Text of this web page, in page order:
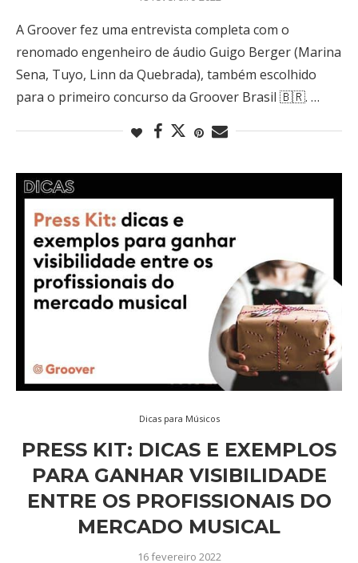
A Groover fez uma entrevista completa com o
renomado engenheiro de áudio Guigo Berger (Marina
Sena, Tuyo, Linn da Quebrada), também escolhido
para o primeiro concurso da Groover Brasil 🇧🇷. …
Dicas para Músicos
PRESS KIT: DICAS E EXEMPLOS
PARA GANHAR VISIBILIDADE
ENTRE OS PROFISSIONAIS DO
MERCADO MUSICAL
16 fevereiro 2022